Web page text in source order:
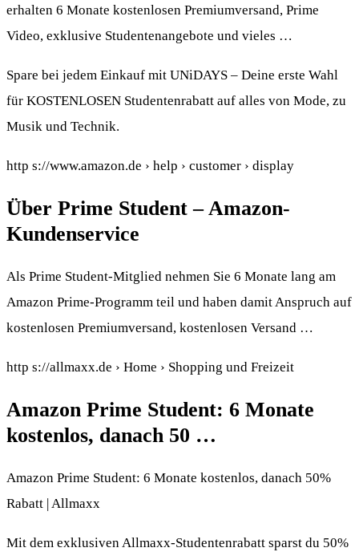
erhalten 6 Monate kostenlosen Premiumversand, Prime
Video, exklusive Studentenangebote und vieles …
Spare bei jedem Einkauf mit UNiDAYS – Deine erste Wahl
für KOSTENLOSEN Studentenrabatt auf alles von Mode, zu
Musik und Technik.
http s://www.amazon.de › help › customer › display
Über Prime Student – Amazon-
Kundenservice
Als Prime Student-Mitglied nehmen Sie 6 Monate lang am
Amazon Prime-Programm teil und haben damit Anspruch auf
kostenlosen Premiumversand, kostenlosen Versand …
http s://allmaxx.de › Home › Shopping und Freizeit
Amazon Prime Student: 6 Monate
kostenlos, danach 50 …
Amazon Prime Student: 6 Monate kostenlos, danach 50%
Rabatt | Allmaxx
Mit dem exklusiven Allmaxx-Studentenrabatt sparst du 50%